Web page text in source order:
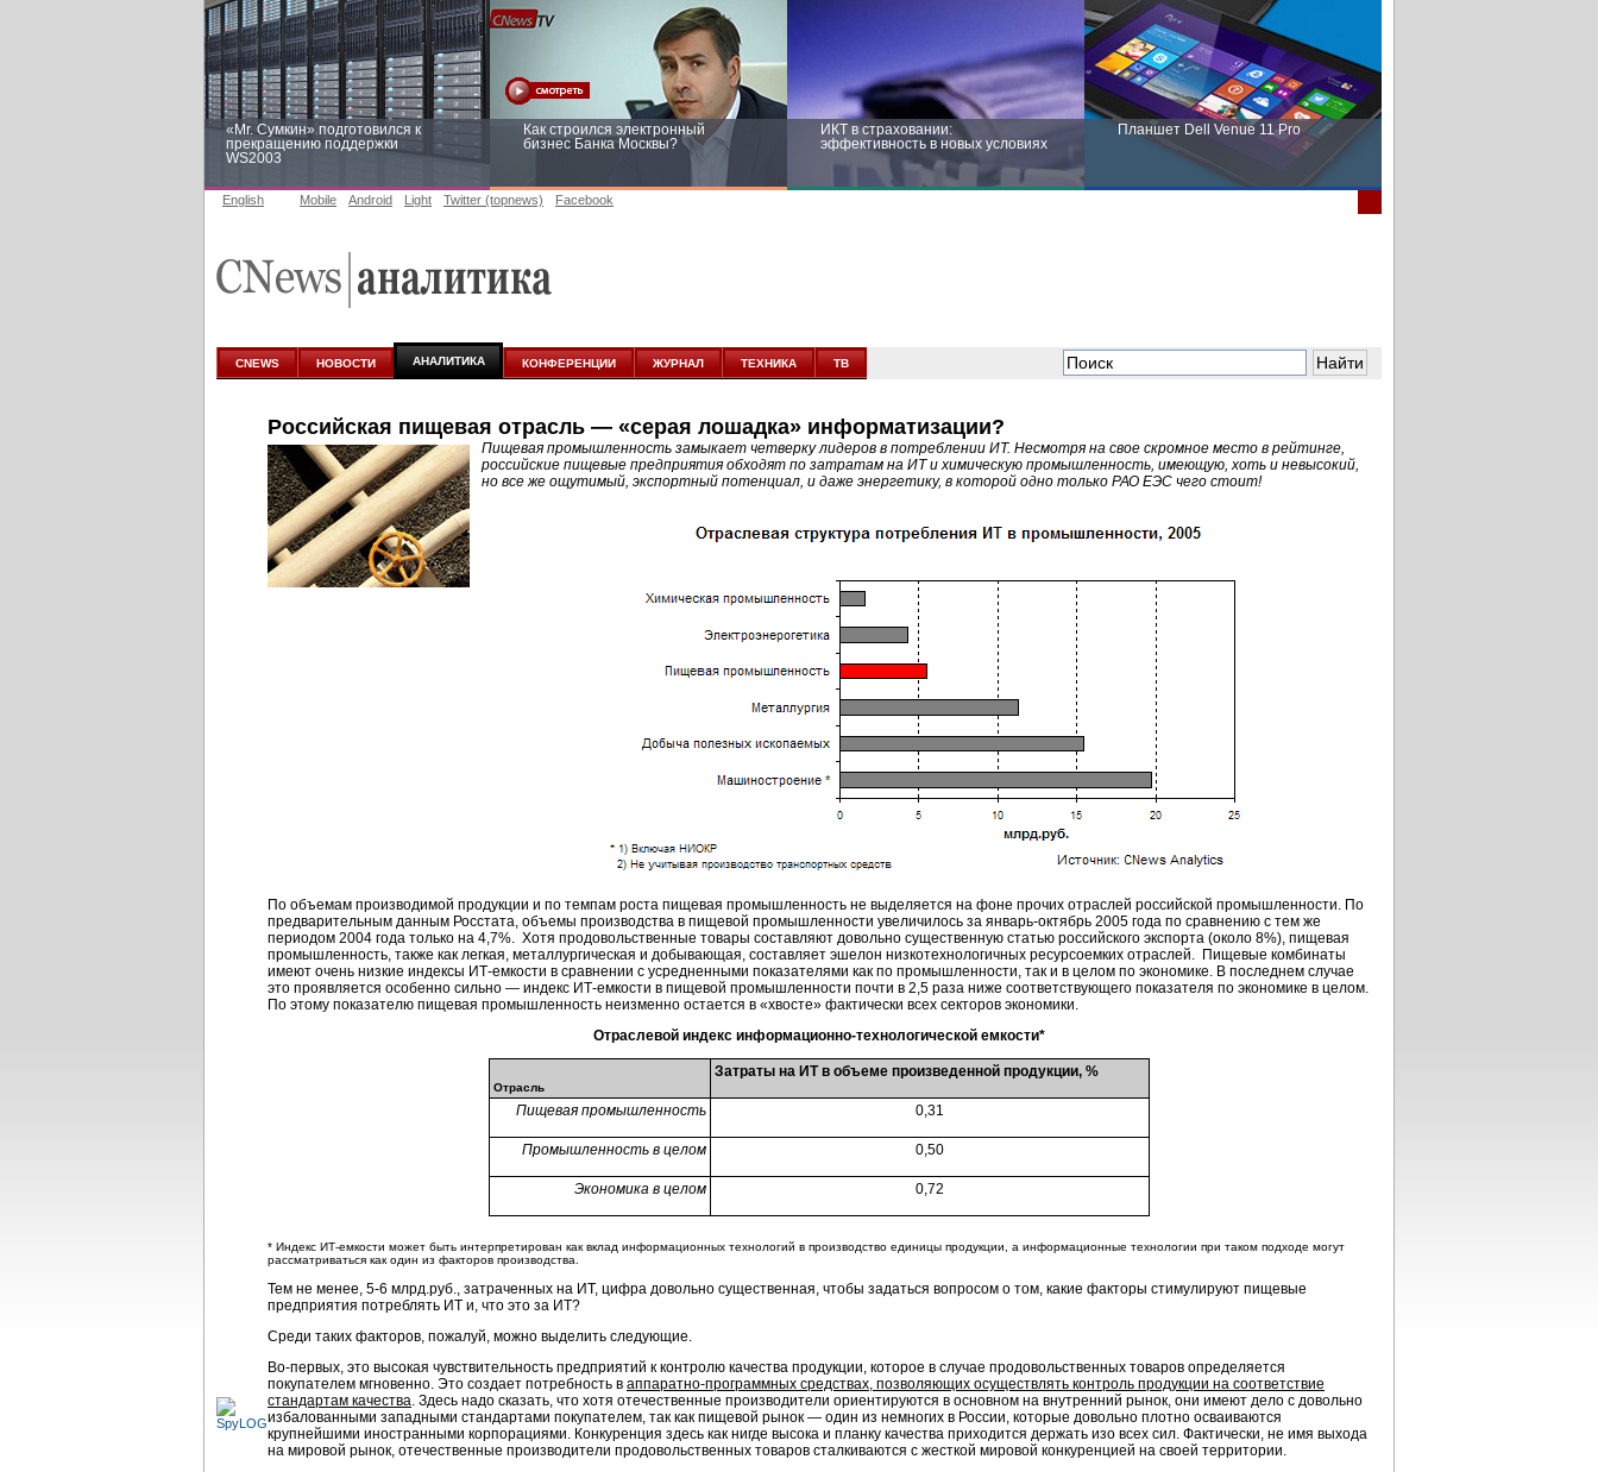
«Mr. Сумкин» подготовился к
прекращению поддержки
WS2003
Как строился электронный
бизнес Банка Москвы?
ИКТ в страховании:
эффективность в новых условиях
Планшет Dell Venue 11 Pro
аналитике
новых условиях
English Mobile Android Light Twitter (topnews) Facebook
CNEWS НОВОСТИ АНАЛИТИКА КОНФЕРЕНЦИИ ЖУРНАЛ ТЕХНИКА ТВ
Российская пищевая отрасль — «серая лошадка» информатизации?
Пищевая промышленность замыкает четверку лидеров в потреблении ИТ. Несмотря на свое скромное место в рейтинге,
российские пищевые предприятия обходят по затратам на ИТ и химическую промышленность, имеющую, хоть и невысокий,
но все же ощутимый, экспортный потенциал, и даже энергетику, в которой одно только РАО ЕЭС чего стоит!
По объемам производимой продукции и по темпам роста пищевая промышленность не выделяется на фоне прочих отраслей российской промышленности. По
предварительным данным Росстата, объемы производства в пищевой промышленности увеличилось за январь-октябрь 2005 года по сравнению с тем же
периодом 2004 года только на 4,7%. Хотя продовольственные товары составляют довольно существенную статью российского экспорта (около 8%), пищевая
промышленность, также как легкая, металлургическая и добывающая, составляет эшелон низкотехнологичных ресурсоемких отраслей. Пищевые комбинаты
имеют очень низкие индексы ИТ-емкости в сравнении с усредненными показателями как по промышленности, так и в целом по экономике. В последнем случае
это проявляется особенно сильно — индекс ИТ-емкости в пищевой промышленности почти в 2,5 раза ниже соответствующего показателя по экономике в целом.
По этому показателю пищевая промышленность неизменно остается в «хвосте» фактически всех секторов экономики.
Отраслевой индекс информационно-технологическойемкости*
Отрасль
Затраты на ИТ в объеме произведенной продукции, %
Пищевая промышленность 0,31
Промышленность в целом 0,50
Экономика в целом 0,72
* Индекс ИТ-емкости может быть интерпретирован как вклад информационных технологий в производство единицы продукции, а информационные технологии при таком подходе могут
рассматриваться как один из факторов производства.
Тем не менее, 5-6 млрд.руб., затраченных на ИТ, цифра довольно существенная, чтобы задаться вопросом о том, какие факторы стимулируют пищевые
предприятия потреблять ИТ и, что это за ИТ?
Среди таких факторов, пожалуй, можно выделить следующие.
Во-первых, это высокая чувствительность предприятий к контролю качества продукции, которое в случае продовольственных товаров определяется
покупателем мгновенно. Это создает потребность в аппаратно-программных средствах, позволяющих осуществлять контроль продукции на соответствие
стандартам качества. Здесь надо сказать, что хотя отечественные производители ориентируются в основном на внутренний рынок, они имеют дело с довольно
избалованными западными стандартами покупателем, так как пищевой рынок — один из немногих в России, которые довольно плотно осваиваются
крупнейшими иностранными корпорациями. Конкуренция здесь как нигде высока и планку качества приходится держать изо всех сил. Фактически, не имя выхода
на мировой рынок, отечественные производители продовольственных товаров сталкиваются с жесткой мировой конкуренцией на своей территории.